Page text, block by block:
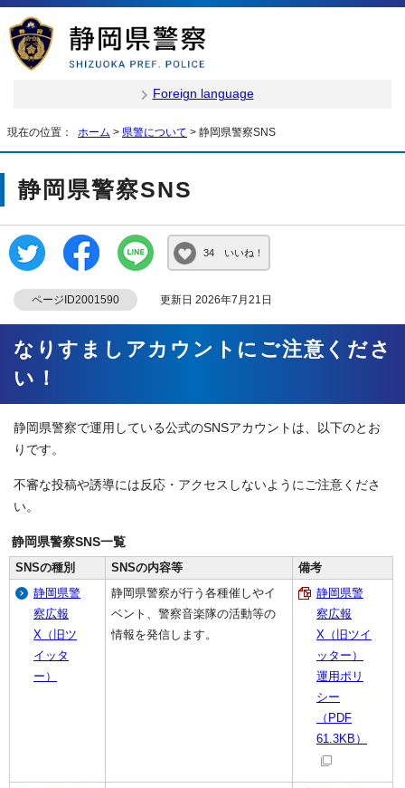
Foreign language
現在の位置： ホーム > 県警について > 静岡県警察SNS
静岡県警察SNS
34 いいね！
ページID2001590 更新日 2026年7月21日
なりすましアカウントにご注意くださ
い！
静岡県警察で運用している公式のSNSアカウントは、以下のとお
りです。
不審な投稿や誘導には反応・アクセスしないようにご注意くださ
い。
静岡県警察SNS一覧
SNSの種別
SNSの内容等
備考
静岡県警
察広報
X（旧ツ
イッタ
ー）
静岡県警察が行う各種催しやイ
ベント、警察音楽隊の活動等の
情報を発信します。
静岡県警
察広報
X（旧ツイ
ッター）
運用ポリ
シー
（PDF
61.3KB）